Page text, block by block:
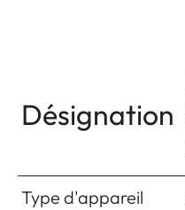
Désignation
Type d'appareil